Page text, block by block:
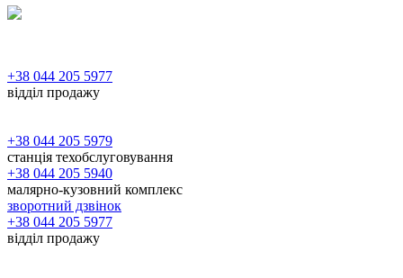
+38 044 205 5977
відділ продажу
+38 044 205 5979
станція техобслуговування
+38 044 205 5940
малярно-кузовний комплекс
зворотний дзвінок
+38 044 205 5977
відділ продажу